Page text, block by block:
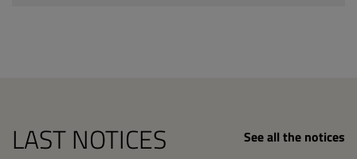
LAST NOTICES See all the notices